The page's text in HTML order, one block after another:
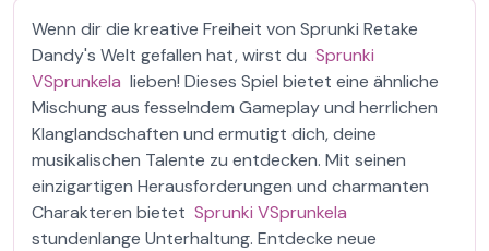
Wenn dir die kreative Freiheit von Sprunki Retake
Dandy's Welt gefallen hat, wirst du Sprunki
VSprunkela lieben! Dieses Spiel bietet eine ähnliche
Mischung aus fesselndem Gameplay und herrlichen
Klanglandschaften und ermutigt dich, deine
musikalischen Talente zu entdecken. Mit seinen
einzigartigen Herausforderungen und charmanten
Charakteren bietet Sprunki VSprunkela
stundenlange Unterhaltung. Entdecke neue